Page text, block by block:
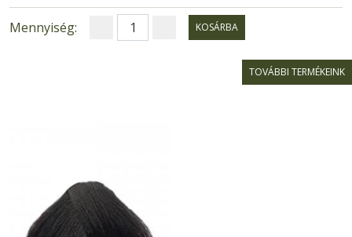
Mennyiség: KOSÁRBA
TOVÁBBI TERMÉKEINK